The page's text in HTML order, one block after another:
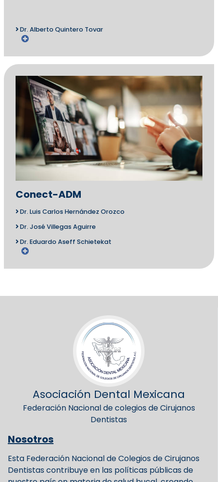
Dr. Alberto Quintero Tovar
Conect-ADM
Dr. Luis Carlos Hernández Orozco
Dr. José Villegas Aguirre
Dr. Eduardo Aseff Schietekat
Asociación Dental Mexicana
Federación Nacional de colegios de Cirujanos
Dentistas
Nosotros
Esta Federación Nacional de Colegios de Cirujanos
Dentistas contribuye en las políticas públicas de